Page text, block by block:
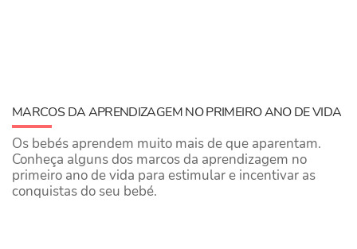
MARCOS DA APRENDIZAGEM NO PRIMEIRO ANO DE VIDA
Os bebés aprendem muito mais de que aparentam.
Conheça alguns dos marcos da aprendizagem no
primeiro ano de vida para estimular e incentivar as
conquistas do seu bebé.